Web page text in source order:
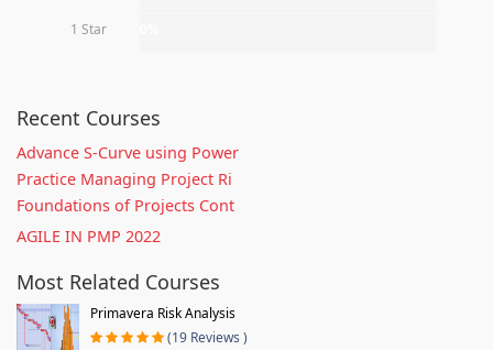
1 Star
Recent Courses
Advance S-Curve using Power
Practice Managing Project Ri
Foundations of Projects Cont
AGILE IN PMP 2022
Most Related Courses
Primavera Risk Analysis
(19 Reviews )